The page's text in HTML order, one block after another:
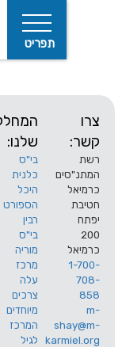
המחלקות
שלנו:
בי"ס
כלנית
היכל
הספורט
רבין
בי"ס
מוריה
מרכז
עלה
צרכים
מיוחדים
המרכז
לגיל
תוכן
מרכזי:
דף בית
אודות
מי אנחנו
הסדרי
נגישות
פיזיים
באתר
המרכז
הקהילתי
השלוחות
שלנו
רבין
גבעת